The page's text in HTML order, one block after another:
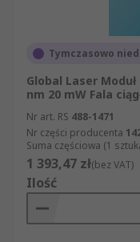
Tymczasowo
Global Laser
nm 20 mW Fala
Nr art. RS 488-1471
Nr części producenta
Suma częściowa (1
1 393,47 zł(bez VAT)
Ilość